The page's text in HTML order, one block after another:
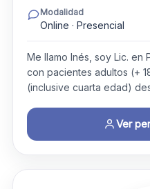
Modalidad
Online · Presencial
Me llamo Inés, soy Lic. en
con pacientes adultos (+
(inclusive cuarta edad)
Ver